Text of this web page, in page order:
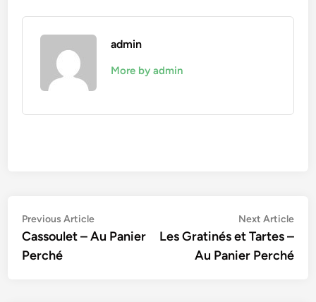
admin
More by admin
Navigation
de
l’article
Previous ArticlePrevious
article:
Cassoulet – Au Panier
Perché
Next Article
Les Gratinés et Tartes –
Au Panier Perché